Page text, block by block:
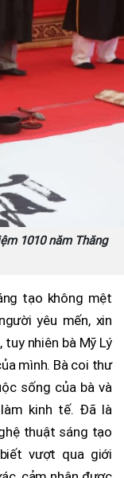
1010 năm Thăng
tạo không mệt
yêu mến, xin
nhiên bà Mỹ Lý
mình. Bà coi thư
sống của bà và
kinh tế. Đã là
thuật sáng tạo
vượt qua giới